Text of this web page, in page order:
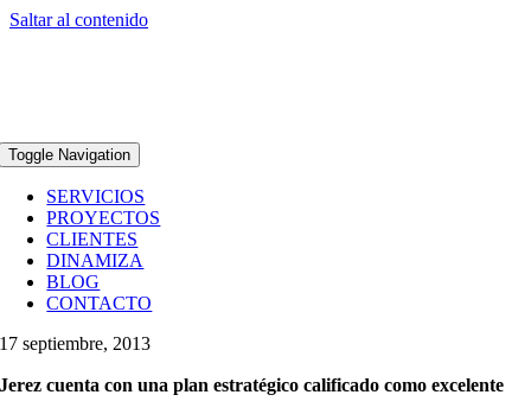
Saltar al contenido
Toggle Navigation
SERVICIOS
PROYECTOS
CLIENTES
DINAMIZA
BLOG
CONTACTO
17 septiembre, 2013
Jerez cuenta con una plan estratégico calificado como excelente